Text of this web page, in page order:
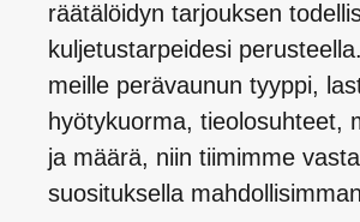
räätälöidyn tarjouksen
kuljetustarpeidesi
meille perävaunun tyyppi,
hyötykuorma, tieolosuhteet,
ja määrä, niin tiimimme
suosituksella